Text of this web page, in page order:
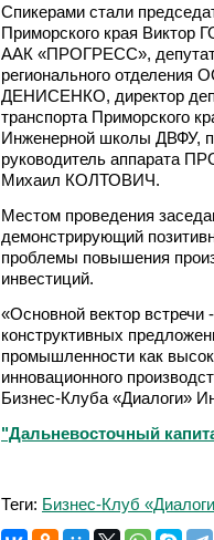
Спикерами стали
Приморского края
ААК «ПРОГРЕСС», депутат
регионального
ДЕНИСЕНКО, директор
транспорта Приморского
Инженерной школы ДВФУ,
руководитель аппарата
Михаил КОЛТОВИЧ.
Местом проведения
демонстрирующий
проблемы повышения
инвестиций.
«Основной вектор встречи
конструктивных
промышленности как
инновационного
Бизнес-Клуба «Диалоги»
"Дальневосточный
Теги: Бизнес-Клуб